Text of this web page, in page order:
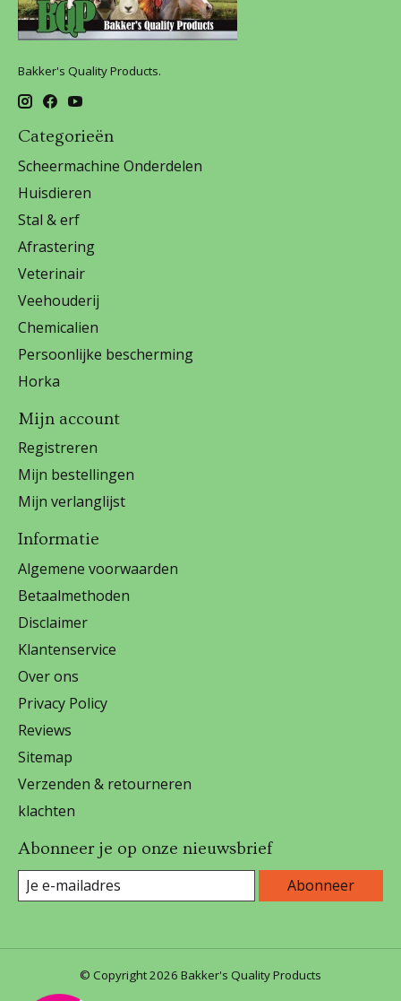
Bakker's Quality Products.
Categorieën
Scheermachine Onderdelen
Huisdieren
Stal & erf
Afrastering
Veterinair
Veehouderij
Chemicalien
Persoonlijke bescherming
Horka
Mijn account
Registreren
Mijn bestellingen
Mijn verlanglijst
Informatie
Algemene voorwaarden
Betaalmethoden
Disclaimer
Klantenservice
Over ons
Privacy Policy
Reviews
Sitemap
Verzenden & retourneren
klachten
Abonneer je op onze nieuwsbrief
Abonneer
© Copyright 2026 Bakker's Quality Products